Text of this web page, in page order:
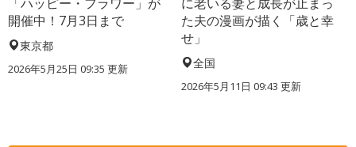
開催中！7月3日まで
東京都
2026年5月25日 09:35 更新
た夫の漫画が描く「歳と幸
せ」
全国
2026年5月11日 09:43 更新